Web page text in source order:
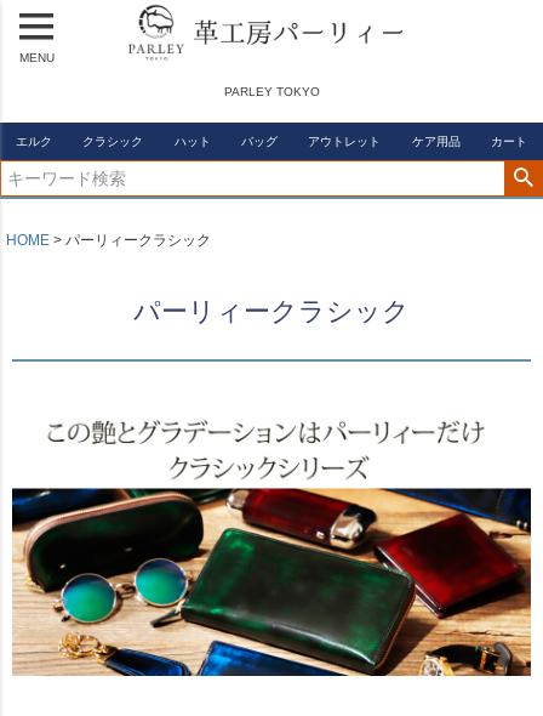
PARLEY TOKYO
MENU
エルク クラシック ハット バッグ アウトレット ケア用品 カート
HOME パーリィークラシック
パーリィークラシック